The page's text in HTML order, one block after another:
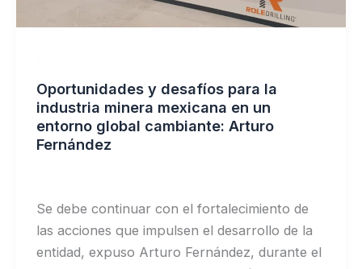
Oportunidades y desafíos para la
industria minera mexicana en un
entorno global cambiante: Arturo
Fernández
Se debe continuar con el fortalecimiento de
las acciones que impulsen el desarrollo de la
entidad, expuso Arturo Fernández, durante el